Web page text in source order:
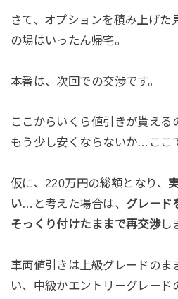
さて、オプションを積み上げた
の場はいったん帰宅。
本番は、次回での交渉です。
ここからいくら値引きが貰える
もう少し安くならないか…ここ
仮に、220万円の総額となり、
い…と考えた場合は、 グレード
そっくり付けたままで再交渉し
車両値引きは上級グレードのま
い、中級かエントリーグレード